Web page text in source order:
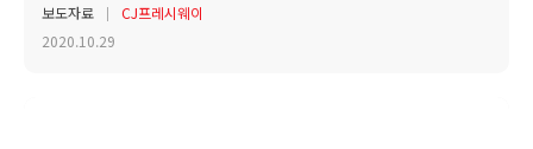
보도자료
CJ프레시웨이
2020.10.29